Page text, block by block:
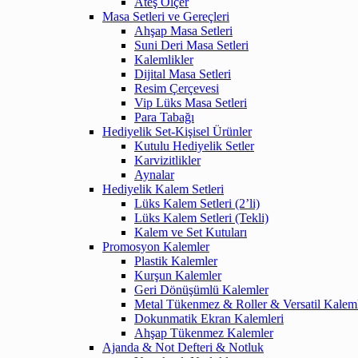
Masa Setleri ve Gereçleri
Ahşap Masa Setleri
Suni Deri Masa Setleri
Kalemlikler
Dijital Masa Setleri
Resim Çerçevesi
Vip Lüks Masa Setleri
Para Tabağı
Hediyelik Set-Kişisel Ürünler
Kutulu Hediyelik Setler
Karvizitlikler
Aynalar
Hediyelik Kalem Setleri
Lüks Kalem Setleri (2’li)
Lüks Kalem Setleri (Tekli)
Kalem ve Set Kutuları
Promosyon Kalemler
Plastik Kalemler
Kurşun Kalemler
Geri Dönüşümlü Kalemler
Metal Tükenmez & Roller & Versatil
Dokunmatik Ekran Kalemleri
Ahşap Tükenmez Kalemler
Ajanda & Not Defteri & Notluk